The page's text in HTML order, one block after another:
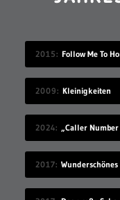
2015 Follow Me To
2009 Kleinigkeiten
2024 „Caller
2017